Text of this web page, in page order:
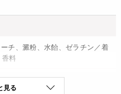
チ、澱粉、水飴、ゼラチン／着
料
見る